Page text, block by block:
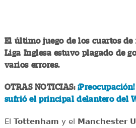
El último juego de los cuartos
Liga Inglesa estuvo plagado de
varios errores.
OTRAS NOTICIAS:
sufrió el principal delantero del
El Tottenham y el Manchester